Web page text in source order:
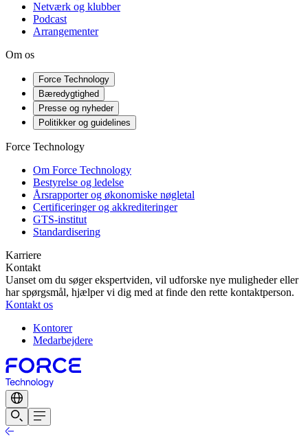
Netværk og klubber
Podcast
Arrangementer
Om os
Force Technology
Bæredygtighed
Presse og nyheder
Politikker og guidelines
Force Technology
Om Force Technology
Bestyrelse og ledelse
Årsrapporter og økonomiske nøgletal
Certificeringer og akkrediteringer
GTS-institut
Standardisering
Karriere
Kontakt
Uanset om du søger ekspertviden, vil udforske nye muligheder eller
har spørgsmål, hjælper vi dig med at finde den rette kontaktperson.
Kontakt os
Kontorer
Medarbejdere